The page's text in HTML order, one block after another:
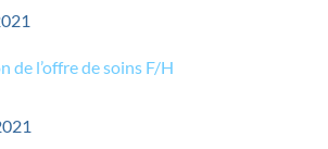
de l’offre de soins F/H